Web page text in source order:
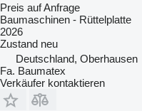
Preis auf Anfrage
Baumaschinen - Rüttelplatte
2026
Zustand neu
Deutschland, Oberhausen
Fa. Baumatex
Verkäufer kontaktieren